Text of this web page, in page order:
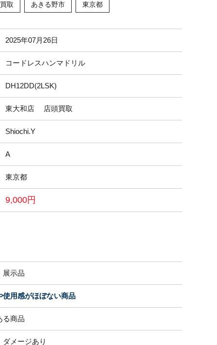
取 あきる野市 東京都
2025年07月26日
コードレスハンマドリル
DH12DD(2LSK)
東大和店 店頭買取
Shiochi.Y
A
東京都
9,000円
展示品
使用感がほぼない商品
る商品
ダメージあり